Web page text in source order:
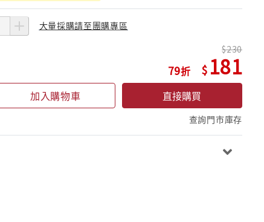
大量採購請至團購專區
79
230
181
加入購物車 直接購買
查詢門市庫存